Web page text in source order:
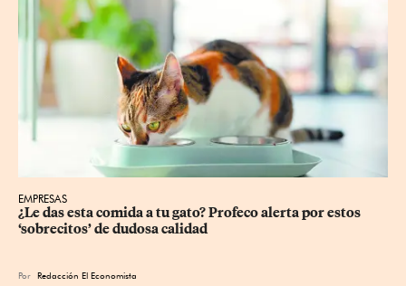
EMPRESAS
¿Le das esta comida a tu gato? Profeco alerta por estos
‘sobrecitos’ de dudosa calidad
Por Redacción El Economista